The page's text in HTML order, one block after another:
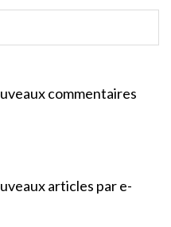
commentaires
articles par e-